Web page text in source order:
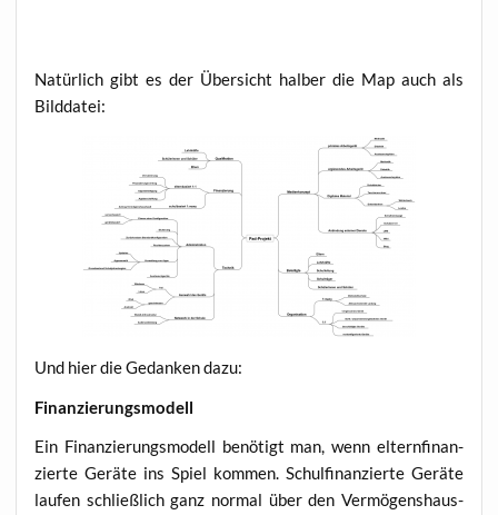
Natür­lich gibt es der Über­sicht hal­ber die Map auch als
Bilddatei:
Und hier die Gedan­ken dazu:
Finan­zie­rungs­mo­dell
Ein Finan­zie­rungs­mo­dell benö­tigt man, wenn eltern­fi­nan­
zier­te Gerä­te ins Spiel kom­men. Schul­fi­nan­zier­te Gerä­te
lau­fen schließ­lich ganz nor­mal über den Ver­mö­gens­haus­